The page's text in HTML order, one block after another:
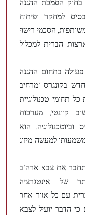
הפלטפורמה קבעה גם כי "סעיף 224 בחוק הסמכת ההגנה
למחקר ופיתוח
הסכמי רישוי
הברית למכלול
בתחום ההגנה
בקונגרס "מרחיב
תחומי טכנולוגיית
קוונטי, מערכות
וביוטכנולוגיה. הוא
למעשה מיזוג
תחבר את צבא ארה"ב
של אינטגרציה
עם כל אזור אחר
כי הדבר יועיל לצבא